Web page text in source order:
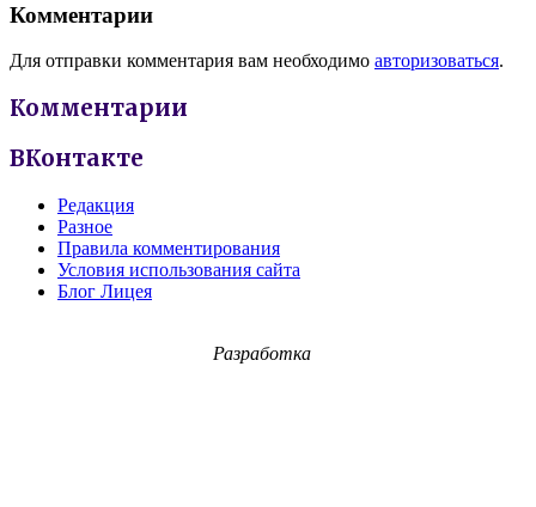
Комментарии
Для отправки комментария вам необходимо авторизоваться.
Комментарии
ВКонтакте
Редакция
Разное
Правила комментирования
Условия использования сайта
Блог Лицея
Разработка